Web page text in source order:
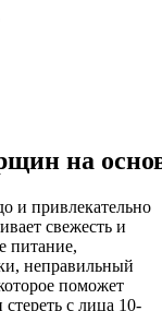
на
и привлекательно
свежесть и
питание,
неправильный
поможет
с лица 10-